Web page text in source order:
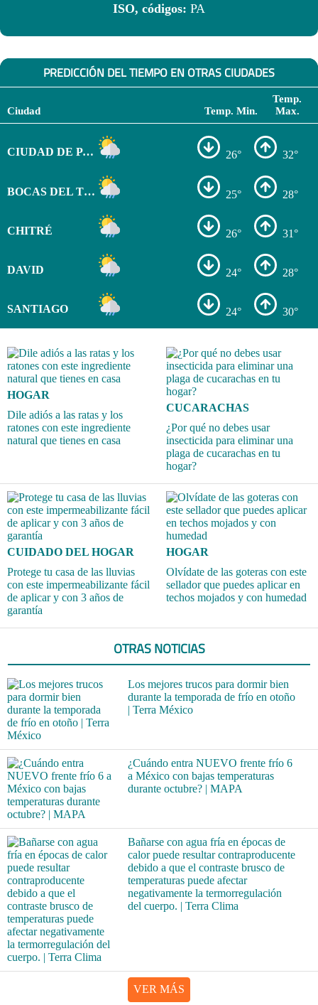
ISO, códigos: PA
PREDICCIÓN DEL TIEMPO EN OTRAS CIUDADES
Ciudad Temp. Min.
Temp.
Max.
CIUDAD DE PANAMÁ 26° 32°
BOCAS DEL TORO 25° 28°
CHITRÉ 26° 31°
DAVID 24° 28°
SANTIAGO 24° 30°
HOGAR
Dile adiós a las ratas y los
ratones con este ingrediente
natural que tienes en casa
CUCARACHAS
¿Por qué no debes usar
insecticida para eliminar una
plaga de cucarachas en tu
hogar?
CUIDADO DEL HOGAR
Protege tu casa de las lluvias
con este impermeabilizante fácil
de aplicar y con 3 años de
garantía
HOGAR
Olvídate de las goteras con este
sellador que puedes aplicar en
techos mojados y con humedad
OTRAS NOTICIAS
Los mejores trucos para dormir bien
durante la temporada de frío en otoño
| Terra México
¿Cuándo entra NUEVO frente frío 6
a México con bajas temperaturas
durante octubre? | MAPA
Bañarse con agua fría en épocas de
calor puede resultar contraproducente
debido a que el contraste brusco de
temperaturas puede afectar
negativamente la termorregulación
del cuerpo. | Terra Clima
VER MÁS